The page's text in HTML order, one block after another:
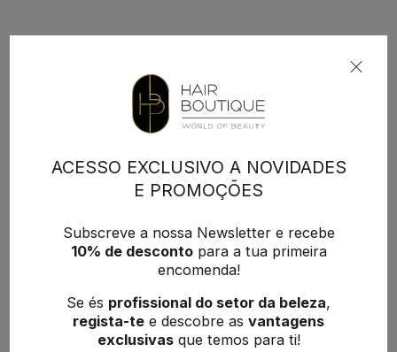
ACESSO EXCLUSIVO A NOVIDADES
E PROMOÇÕES
Subscreve a nossa Newsletter e recebe
10% de descontopara a tua primeira
encomenda!
Se és profissional do setor da beleza,
regista-te e descobre as vantagens
exclusivasque temos para ti!